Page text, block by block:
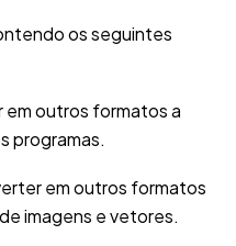
os seguintes
em outros formatos a
programas.
em outros formatos
imagens e vetores.